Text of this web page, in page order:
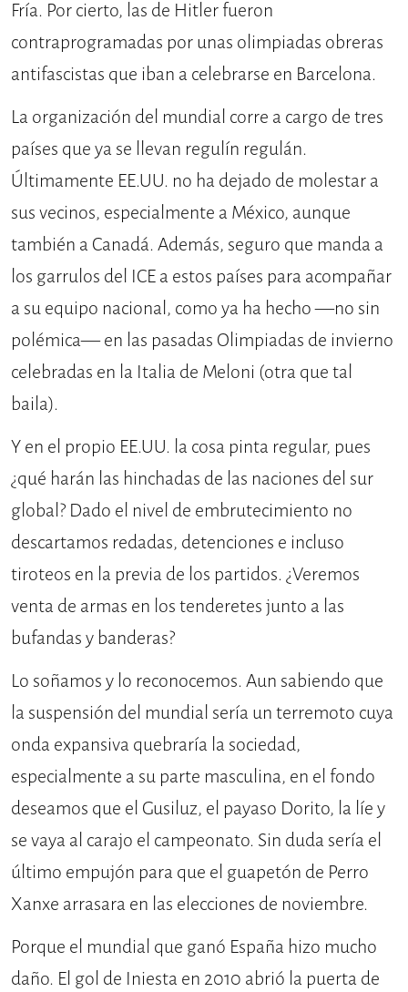
Fría. Por cierto, las de Hitler fueron
contraprogramadas por unas olimpiadas obreras
antifascistas que iban a celebrarse en Barcelona.
La organización del mundial corre a cargo de tres
países que ya se llevan regulín regulán.
Últimamente EE.UU. no ha dejado de molestar a
sus vecinos, especialmente a México, aunque
también a Canadá. Además, seguro que manda a
los garrulos del ICE a estos países para acompañar
a su equipo nacional, como ya ha hecho —no sin
polémica— en las pasadas Olimpiadas de invierno
celebradas en la Italia de Meloni (otra que tal
baila).
Y en el propio EE.UU. la cosa pinta regular, pues
¿qué harán las hinchadas de las naciones del sur
global? Dado el nivel de embrutecimiento no
descartamos redadas, detenciones e incluso
tiroteos en la previa de los partidos. ¿Veremos
venta de armas en los tenderetes junto a las
bufandas y banderas?
Lo soñamos y lo reconocemos. Aun sabiendo que
la suspensión del mundial sería un terremoto cuya
onda expansiva quebraría la sociedad,
especialmente a su parte masculina, en el fondo
deseamos que el Gusiluz, el payaso Dorito, la líe y
se vaya al carajo el campeonato. Sin duda sería el
último empujón para que el guapetón de Perro
Xanxe arrasara en las elecciones de noviembre.
Porque el mundial que ganó España hizo mucho
daño. El gol de Iniesta en 2010 abrió la puerta de